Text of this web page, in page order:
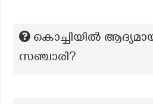
കൊച്ചിയിൽ
സഞ്ചാരി?